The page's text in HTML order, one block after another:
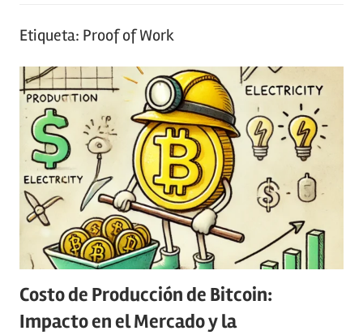
Etiqueta: Proof of Work
Costo de Producción de Bitcoin:
Impacto en el Mercado y la